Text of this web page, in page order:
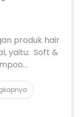
produk hair
yaitu: Soft &